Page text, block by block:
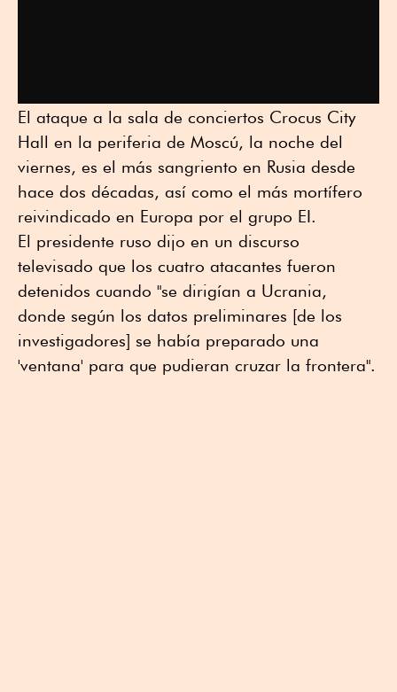
El ataque a la sala de conciertos Crocus City
Hall en la periferia de Moscú, la noche del
viernes, es el más sangriento en Rusia desde
hace dos décadas, así como el más mortífero
reivindicado en Europa por el grupo EI.
El presidente ruso dijo en un discurso
televisado que los cuatro atacantes fueron
detenidos cuando "se dirigían a Ucrania,
donde según los datos preliminares [de los
investigadores] se había preparado una
'ventana' para que pudieran cruzar la frontera".